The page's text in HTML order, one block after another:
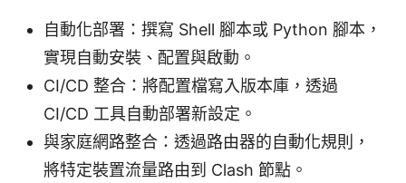
自動化部署：撰寫 Shell 腳本或 Python 腳本，
實現自動安裝、配置與啟動。
CI/CD 整合：將配置檔寫入版本庫，透過
CI/CD 工具自動部署新設定。
與家庭網路整合：透過路由器的自動化規則，
將特定裝置流量路由到 Clash 節點。